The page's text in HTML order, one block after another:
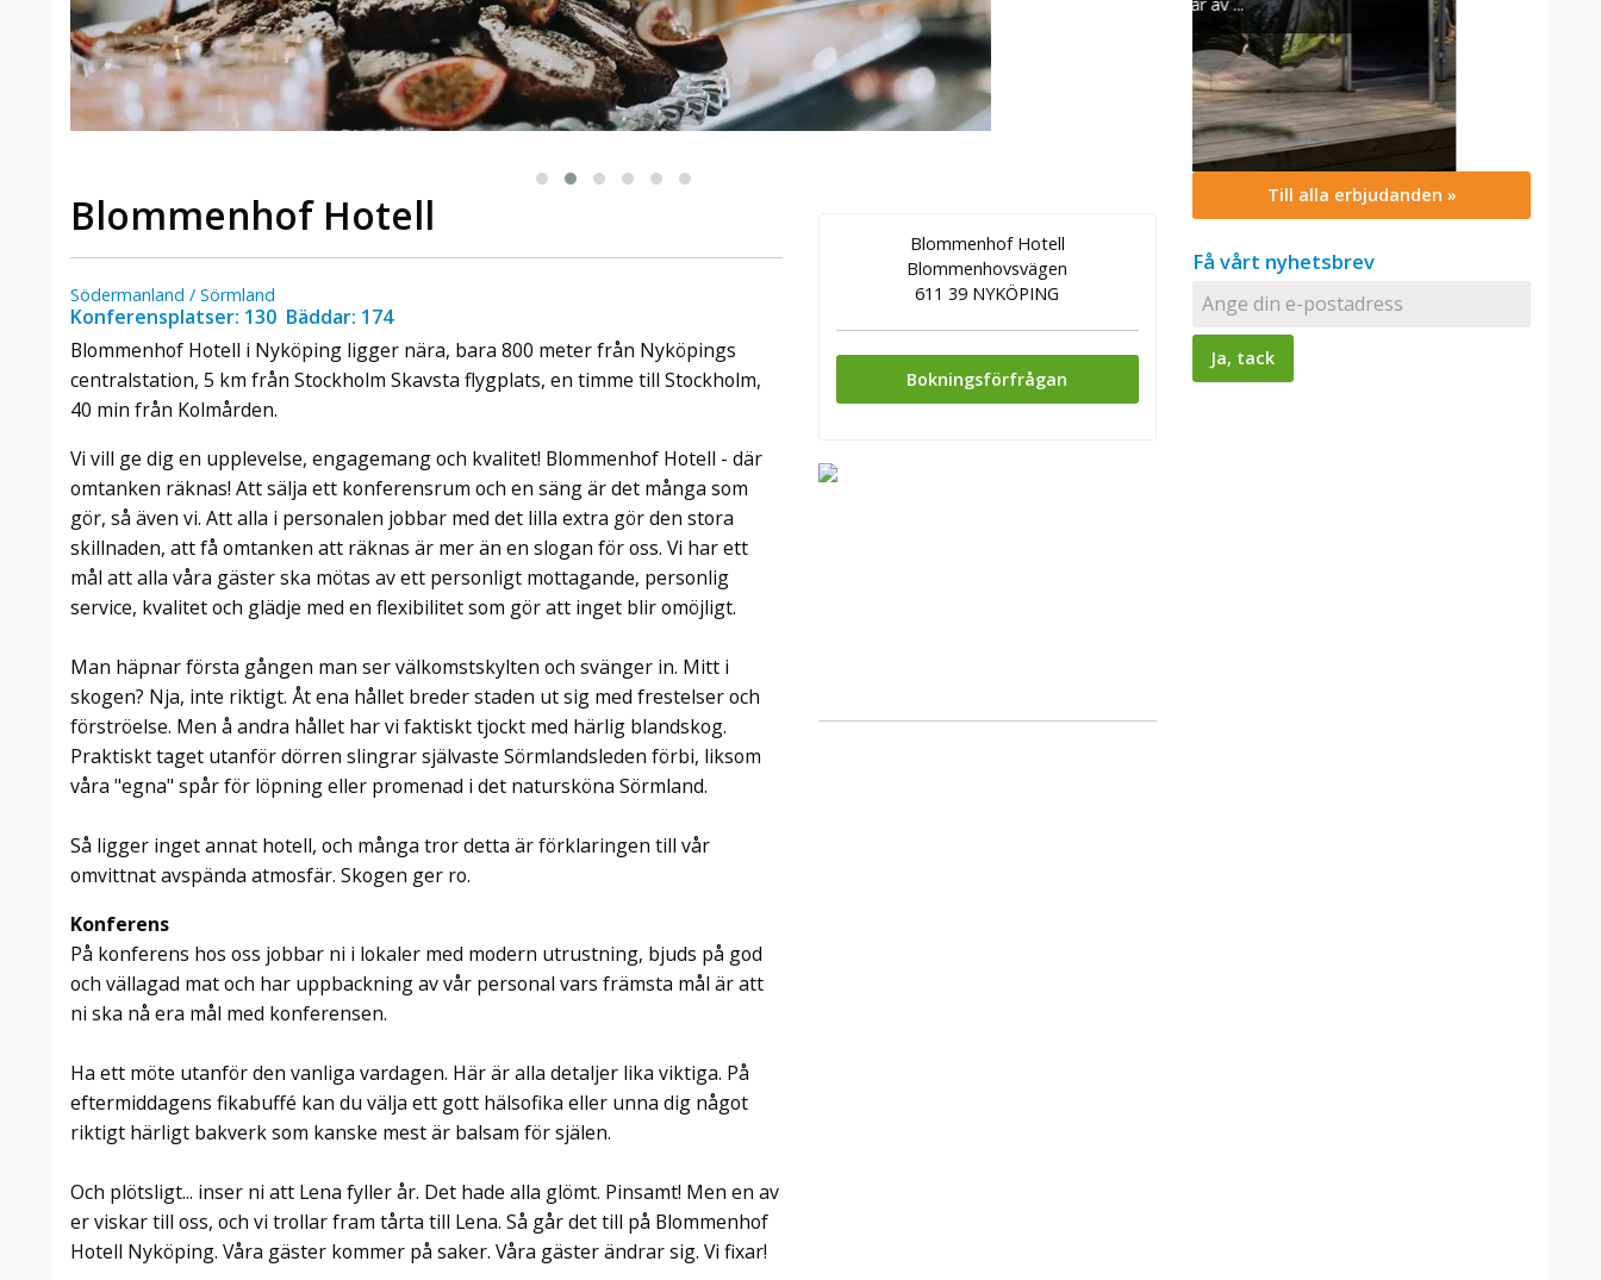
Blommenhof Hotell
Södermanland / Sörmland
Konferensplatser: 130 Bäddar: 174
Blommenhof Hotell i Nyköping ligger nära, bara 800 meter från Nyköpings
centralstation, 5 km från Stockholm Skavsta flygplats, en timme till Stockholm,
40 min från Kolmården.
Vi vill ge dig en upplevelse, engagemang och kvalitet! Blommenhof Hotell - där
omtanken räknas! Att sälja ett konferensrum och en säng är det många som
gör, så även vi. Att alla i personalen jobbar med det lilla extra gör den stora
skillnaden, att få omtanken att räknas är mer än en slogan för oss. Vi har ett
mål att alla våra gäster ska mötas av ett personligt mottagande, personlig
service, kvalitet och glädje med en flexibilitet som gör att inget blir omöjligt.
Man häpnar första gången man ser välkomstskylten och svänger in. Mitt i
skogen? Nja, inte riktigt. Åt ena hållet breder staden ut sig med frestelser och
förströelse. Men å andra hållet har vi faktiskt tjockt med härlig blandskog.
Praktiskt taget utanför dörren slingrar självaste Sörmlandsleden förbi, liksom
våra "egna" spår för löpning eller promenad i det natursköna Sörmland.
Så ligger inget annat hotell, och många tror detta är förklaringen till vår
omvittnat avspända atmosfär. Skogen ger ro.
Konferens
På konferens hos oss jobbar ni i lokaler med modern utrustning, bjuds på god
och vällagad mat och har uppbackning av vår personal vars främsta mål är att
ni ska nå era mål med konferensen.
Ha ett möte utanför den vanliga vardagen. Här är alla detaljer lika viktiga. På
eftermiddagens fikabuffé kan du välja ett gott hälsofika eller unna dig något
riktigt härligt bakverk som kanske mest är balsam för själen.
Och plötsligt... inser ni att Lena fyller år. Det hade alla glömt. Pinsamt! Men en av
er viskar till oss, och vi trollar fram tårta till Lena. Så går det till på Blommenhof
Hotell Nyköping. Våra gäster kommer på saker. Våra gäster ändrar sig. Vi fixar!
Blommenhof Hotell
Blommenhovsvägen
611 39 NYKÖPING
Bokningsförfrågan
Till alla erbjudanden »
Få vårt nyhetsbrev